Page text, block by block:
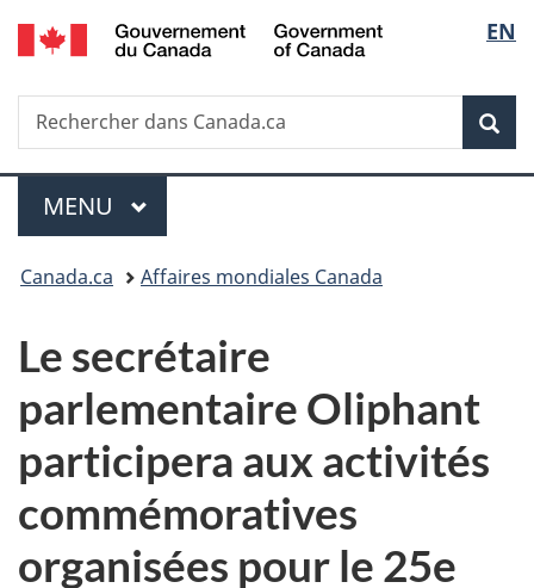
Passer
au
principal
Passer
à
Au
du
Passer
à
version
simplifiée
de
la
EN
Recherche
Rechercher
dans
Menu
MENU PRINCIPAL
Vous
ici :
Canada.ca Affaires mondiales Canada
Le secrétaire
parlementaire Oliphant
participera aux activités
commémoratives
organisées pour le 25e